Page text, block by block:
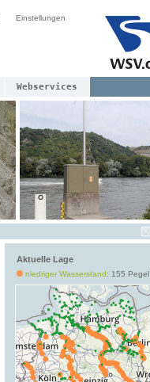
Einstellungen
Webservices
Aktuelle Lage
niedriger Wasserstand: 155 Pegel